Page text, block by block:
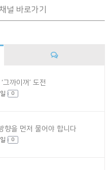
널 바로가기
그까이꺼’ 도전
0
향을 먼저 물어야 합니다
0